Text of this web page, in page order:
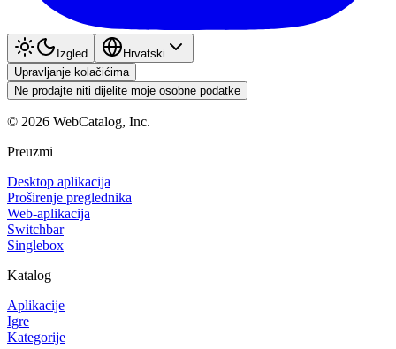
Izgled
Hrvatski
Upravljanje kolačićima
Ne prodajte niti dijelite moje osobne podatke
© 2026 WebCatalog, Inc.
Preuzmi
Desktop aplikacija
Proširenje preglednika
Web-aplikacija
Switchbar
Singlebox
Katalog
Aplikacije
Igre
Kategorije